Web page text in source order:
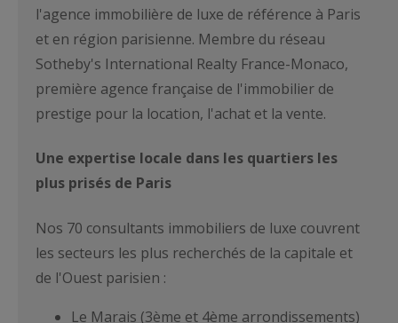
l'agence immobilière de luxe de référence à Paris
et en région parisienne. Membre du réseau
Sotheby's International Realty France-Monaco,
première agence française de l'immobilier de
prestige pour la location, l'achat et la vente.
Une expertise locale dans les quartiers les
plus prisés de Paris
Nos 70 consultants immobiliers de luxe couvrent
les secteurs les plus recherchés de la capitale et
de l'Ouest parisien :
Le Marais (3ème et 4ème arrondissements)